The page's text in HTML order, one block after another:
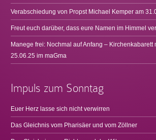
Verabschiedung von Propst Michael Kemper am
Freut euch darüber, dass eure Namen im Himmel
Manege frei: Nochmal auf Anfang – Kirchenkabarett
25.06.25 im maGma
Impuls zum Sonntag
Euer Herz lasse sich nicht verwirren
Das Gleichnis vom Pharisäer und vom Zöllner